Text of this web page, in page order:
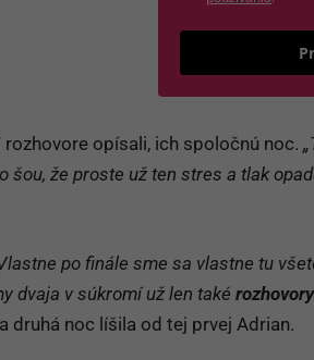
rozhovore opísali, ich spoločnú noc.
šou, že proste už ten stres a tlak
po finále sme sa vlastne tu
dvaja v súkromí už len také
druhá noc líšila od tej prvej Adrian.